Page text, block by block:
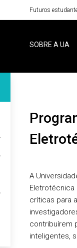
Futuros
SOBRE A UA
Programa Doutoral em Engenharia
A
críticas para
contribuírem
inteligentes,